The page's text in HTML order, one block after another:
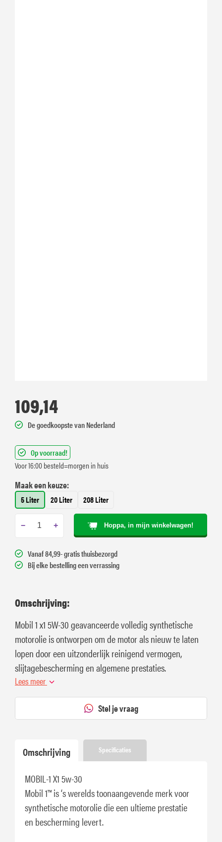
109,14
De goedkoopste van Nederland
Op voorraad!
Voor 16:00 besteld=morgen in huis
Maak een keuze:
5 Liter 20 Liter 208 Liter
− + Hoppa, in mijn winkelwagen!
Vanaf 84,99- gratis thuisbezorgd
Bij elke bestelling een verrassing
Omschrijving:
Mobil 1 x1 5W-30 geavanceerde volledig synthetische
motorolie is ontworpen om de motor als nieuw te laten
lopen door een uitzonderlijk reinigend vermogen,
slijtagebescherming en algemene prestaties.
Lees meer
Stel je vraag
Omschrijving Specificaties
MOBIL-1 X1 5w-30
Mobil 1™ is ‘s werelds toonaangevende merk voor
synthetische motorolie die een ultieme prestatie
en bescherming levert.